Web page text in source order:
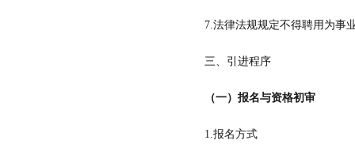
7.法律法规规定不得聘用为事
三、 引进程序
（一）报名与资格初审
1.报名方式